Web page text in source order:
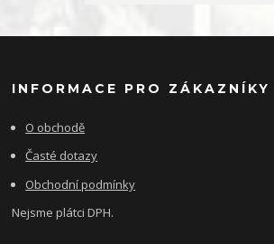
INFORMACE PRO ZÁKAZNÍKY
O obchodě
Časté dotazy
Obchodní podmínky
Nejsme plátci DPH.